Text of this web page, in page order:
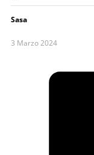
Sasa
3 Marzo 2024